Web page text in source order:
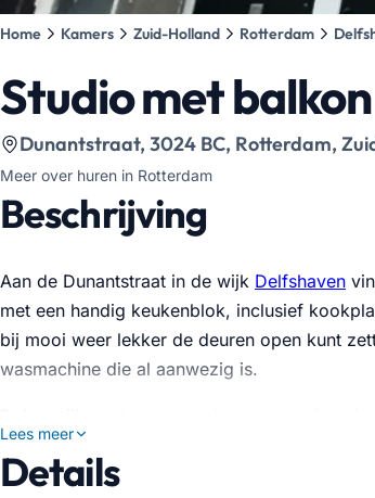
Home Kamers Zuid-Holland Rotterdam
Studio met
Bekijk locatie op kaart:
Dunantstraat, 3024 BC, Rotterdam,
Meer over huren in Rotterdam
Beschrijving
Aan de Dunantstraat in de wijk Delfshaven
met een handig keukenblok, inclusief
bij mooi weer lekker de deuren open kunt
wasmachine die al aanwezig is.
ingeschreven in Rotterdam. Het gaat om
Lees meer
Details